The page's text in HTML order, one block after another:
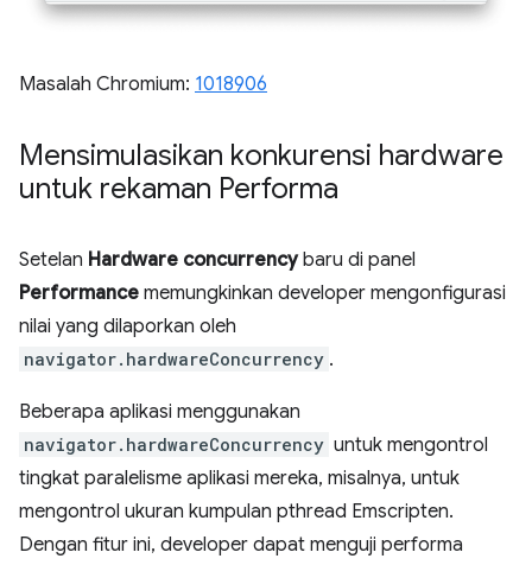
Masalah Chromium: 1018906
Mensimulasikan konkurensi hardware
untuk rekaman Performa
Setelan Hardware concurrencybaru di panel
Performance memungkinkan developer mengonfigurasi
nilai yang dilaporkan oleh
navigator.hardwareConcurrency .
Beberapa aplikasi menggunakan
navigator.hardwareConcurrency untuk mengontrol
tingkat paralelisme aplikasi mereka, misalnya, untuk
mengontrol ukuran kumpulan pthread Emscripten.
Dengan fitur ini, developer dapat menguji performa